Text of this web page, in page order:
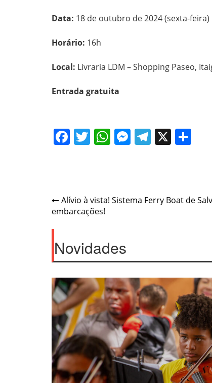
Data: 18 de outubro de 2024 (sexta-feira)
Horário: 16h
Local: Livraria LDM – Shopping Paseo,
Entrada gratuita
Facebook
Twitter
WhatsApp
Messenger
Telegram
X
Post
navigation
Alívio à vista! Sistema Ferry Boat de
embarcações!
Novidades